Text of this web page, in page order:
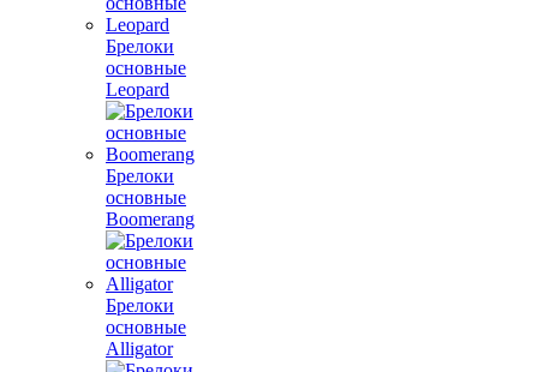
Брелоки
основные
Leopard
Брелоки
основные
Boomerang
Брелоки
основные
Alligator